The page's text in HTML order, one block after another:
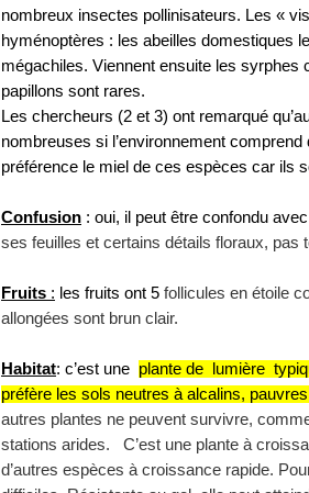
nombreux insectes pollinisateurs. Les «
hyménoptères : les abeilles domestiques
mégachiles. Viennent ensuite les syrphes
papillons sont rares.
Les chercheurs (2 et 3) ont remarqué
nombreuses si l’environnement
préférence le miel de ces espèces car ils
Confusion : oui, il peut être confondu
ses feuilles et certains détails floraux, pas
Fruits : les fruits ont 5 follicules en étoile
allongées sont brun clair.
Habitat: c’est une plante de lumière
préfère les sols neutres à alcalins,
autres plantes ne peuvent survivre,
stations arides. C’est une plante à
d’autres espèces à croissance rapide.